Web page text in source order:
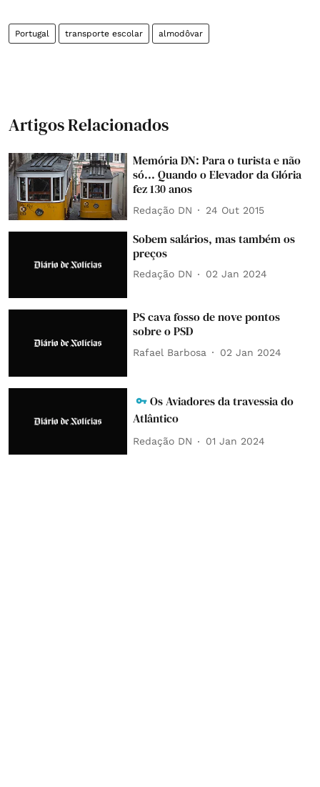
Portugal transporte escolar almodôvar
Artigos Relacionados
Memória DN: Para o turista e não
só... Quando o Elevador da Glória
fez 130 anos
Redação DN 24 Out 2015
Sobem salários, mas também os
preços
Redação DN 02 Jan 2024
PS cava fosso de nove pontos
sobre o PSD
Rafael Barbosa 02 Jan 2024
Os Aviadores da travessia do
Atlântico
Redação DN 01 Jan 2024